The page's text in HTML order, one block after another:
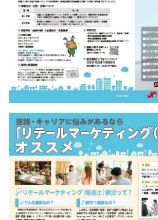
全国商工会珠算検定試験
リテールマーケティング（販売
石川県内の商工会の支援事例
行きます・聞きます・提案しま
商工会の支援事例～
会報「商工かが．のと」
商工会